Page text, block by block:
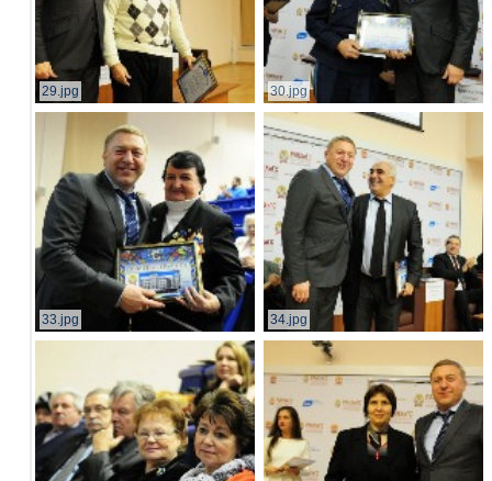
29.jpg 30.jpg
33.jpg 34.jpg